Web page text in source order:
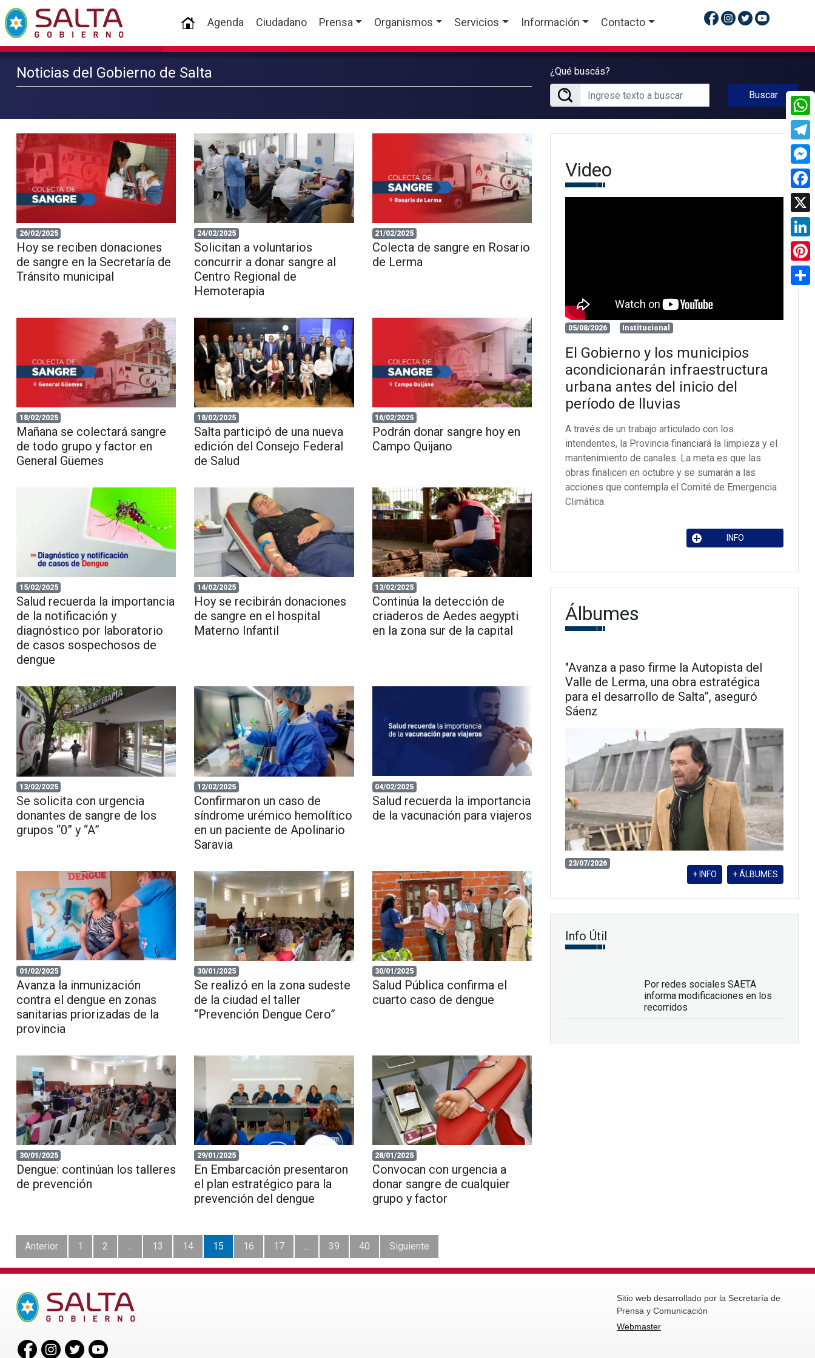
(current)
Agenda Ciudadano Prensa Organismos Servicios Información Contacto
Noticias del Gobierno de Salta ¿Qué buscás?
Buscar
26/02/2025
Hoy se reciben donaciones
de sangre en la Secretaría de
Tránsito municipal
24/02/2025
Solicitan a voluntarios
concurrir a donar sangre al
Centro Regional de
Hemoterapia
21/02/2025
Colecta de sangre en Rosario
de Lerma
18/02/2025
Mañana se colectará sangre
de todo grupo y factor en
General Güemes
18/02/2025
Salta participó de una nueva
edición del Consejo Federal
de Salud
16/02/2025
Podrán donar sangre hoy en
Campo Quijano
15/02/2025
Salud recuerda la importancia
de la notificación y
diagnóstico por laboratorio
de casos sospechosos de
dengue
14/02/2025
Hoy se recibirán donaciones
de sangre en el hospital
Materno Infantil
13/02/2025
Continúa la detección de
criaderos de Aedes aegypti
en la zona sur de la capital
13/02/2025
Se solicita con urgencia
donantes de sangre de los
grupos “0” y “A”
12/02/2025
Confirmaron un caso de
síndrome urémico hemolítico
en un paciente de Apolinario
Saravia
04/02/2025
Salud recuerda la importancia
de la vacunación para viajeros
01/02/2025
Avanza la inmunización
contra el dengue en zonas
sanitarias priorizadas de la
provincia
30/01/2025
Se realizó en la zona sudeste
de la ciudad el taller
“Prevención Dengue Cero”
30/01/2025
Salud Pública confirma el
cuarto caso de dengue
30/01/2025
Dengue: continúan los talleres
de prevención
29/01/2025
En Embarcación presentaron
el plan estratégico para la
prevención del dengue
28/01/2025
Convocan con urgencia a
donar sangre de cualquier
grupo y factor
Anterior 1 2 ... 13 14 15 16 17 ... 39 40 Siguiente
Video
05/08/2026 Institucional
El Gobierno y los municipios
acondicionarán infraestructura
urbana antes del inicio del
período de lluvias
A través de un trabajo articulado con los
intendentes, la Provincia financiará la limpieza y el
mantenimiento de canales. La meta es que las
obras finalicen en octubre y se sumarán a las
acciones que contempla el Comité de Emergencia
Climática
INFO
Álbumes
"Avanza a paso firme la Autopista del
Valle de Lerma, una obra estratégica
para el desarrollo de Salta”, aseguró
Sáenz
23/07/2026
+ ÁLBUMES
+ INFO
Info Útil
Por redes sociales SAETA
informa modificaciones en los
recorridos
Sitio web desarrollado por la Secretaría de
Prensa y Comunicación
Webmaster
X